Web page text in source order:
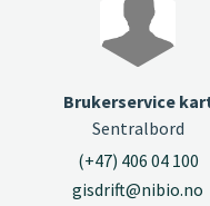
Brukerservice
Sentralbord
(+47) 406 04 100
gisdrift@nibio.no